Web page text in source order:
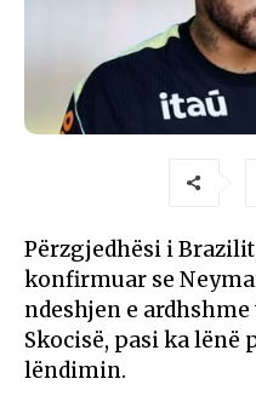
Përzgjedhësi i
konfirmuar se
ndeshjen e
Skocisë, pasi ka lënë
lëndimin.